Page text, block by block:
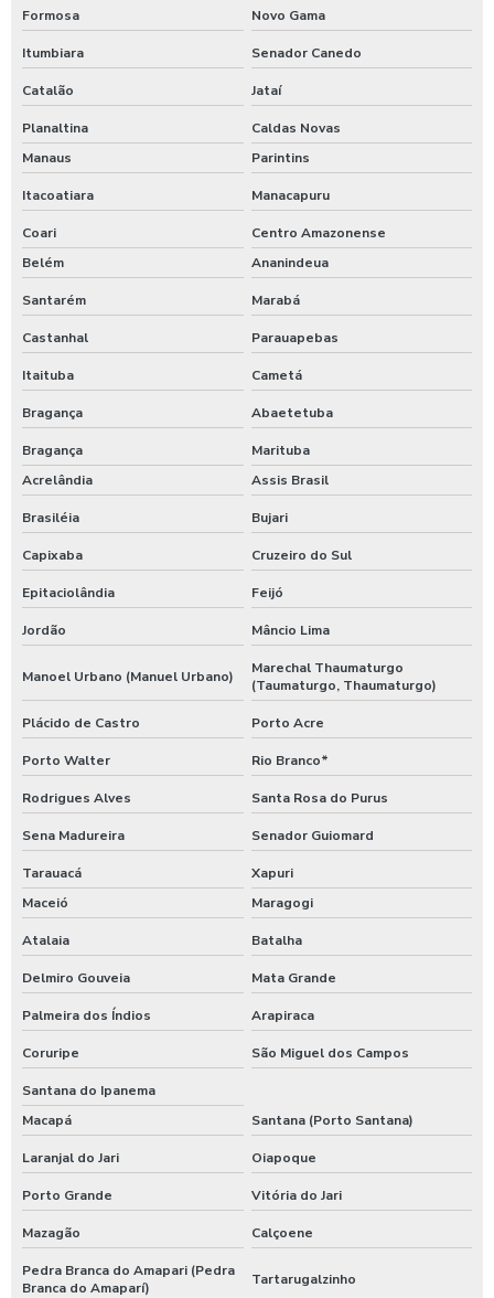
Formosa Novo Gama
Itumbiara Senador Canedo
Catalão Jataí
Planaltina
Caldas Novas
Manaus
Parintins
Itacoatiara Manacapuru
Coari
Centro Amazonense
Belém
Ananindeua
Santarém Marabá
Castanhal Parauapebas
Itaituba Cametá
Bragança Abaetetuba
Bragança
Marituba
Acrelândia
Assis Brasil
Brasiléia Bujari
Capixaba Cruzeiro do Sul
Epitaciolândia Feijó
Jordão Mâncio Lima
Manoel Urbano (Manuel Urbano)
Marechal Thaumaturgo
(Taumaturgo, Thaumaturgo)
Plácido de Castro Porto Acre
Porto Walter Rio Branco*
Rodrigues Alves Santa Rosa do Purus
Sena Madureira Senador Guiomard
Tarauacá
Xapuri
Maceió
Maragogi
Atalaia Batalha
Delmiro Gouveia Mata Grande
Palmeira dos Índios Arapiraca
Coruripe São Miguel dos Campos
Santana do Ipanema
Macapá
Santana (Porto Santana)
Laranjal do Jari Oiapoque
Porto Grande Vitória do Jari
Mazagão Calçoene
Pedra Branca do Amapari (Pedra
Branca do Amaparí)
Tartarugalzinho